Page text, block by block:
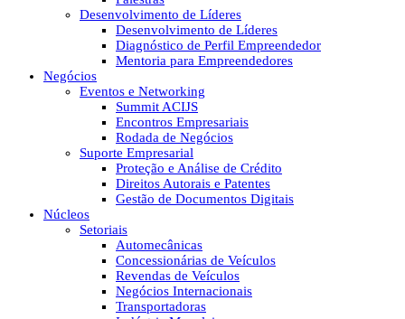
Desenvolvimento de Líderes
Desenvolvimento de Líderes
Diagnóstico de Perfil Empreendedor
Mentoria para Empreendedores
Negócios
Eventos e Networking
Summit ACIJS
Encontros Empresariais
Rodada de Negócios
Suporte Empresarial
Proteção e Análise de Crédito
Direitos Autorais e Patentes
Gestão de Documentos Digitais
Núcleos
Setoriais
Automecânicas
Concessionárias de Veículos
Revendas de Veículos
Negócios Internacionais
Transportadoras